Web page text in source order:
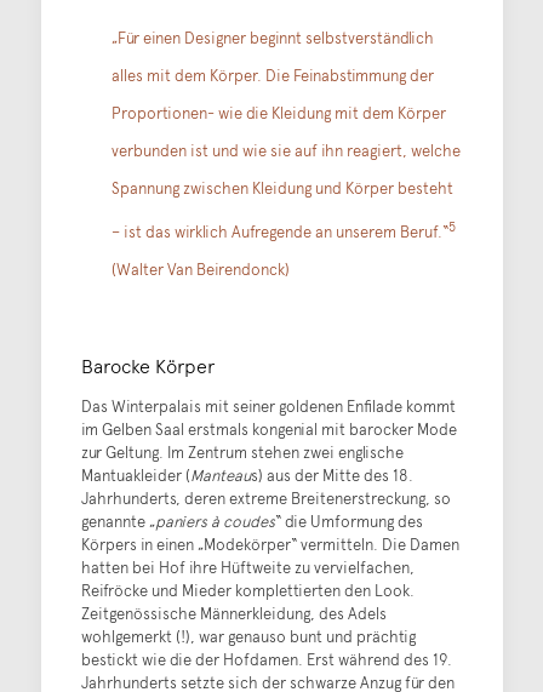
„Für einen Designer beginnt selbstverständlich
alles mit dem Körper. Die Feinabstimmung der
Proportionen- wie die Kleidung mit dem Körper
verbunden ist und wie sie auf ihn reagiert, welche
Spannung zwischen Kleidung und Körper besteht
– ist das wirklich Aufregende an unserem Beruf.“5
(Walter Van Beirendonck)
Barocke Körper
Das Winterpalais mit seiner goldenen Enfilade kommt
im Gelben Saal erstmals kongenial mit barocker Mode
zur Geltung. Im Zentrum stehen zwei englische
Mantuakleider (Manteaus) aus der Mitte des 18.
Jahrhunderts, deren extreme Breitenerstreckung, so
genannte „paniers à coudes“ die Umformung des
Körpers in einen „Modekörper“ vermitteln. Die Damen
hatten bei Hof ihre Hüftweite zu vervielfachen,
Reifröcke und Mieder komplettierten den Look.
Zeitgenössische Männerkleidung, des Adels
wohlgemerkt (!), war genauso bunt und prächtig
bestickt wie die der Hofdamen. Erst während des 19.
Jahrhunderts setzte sich der schwarze Anzug für den